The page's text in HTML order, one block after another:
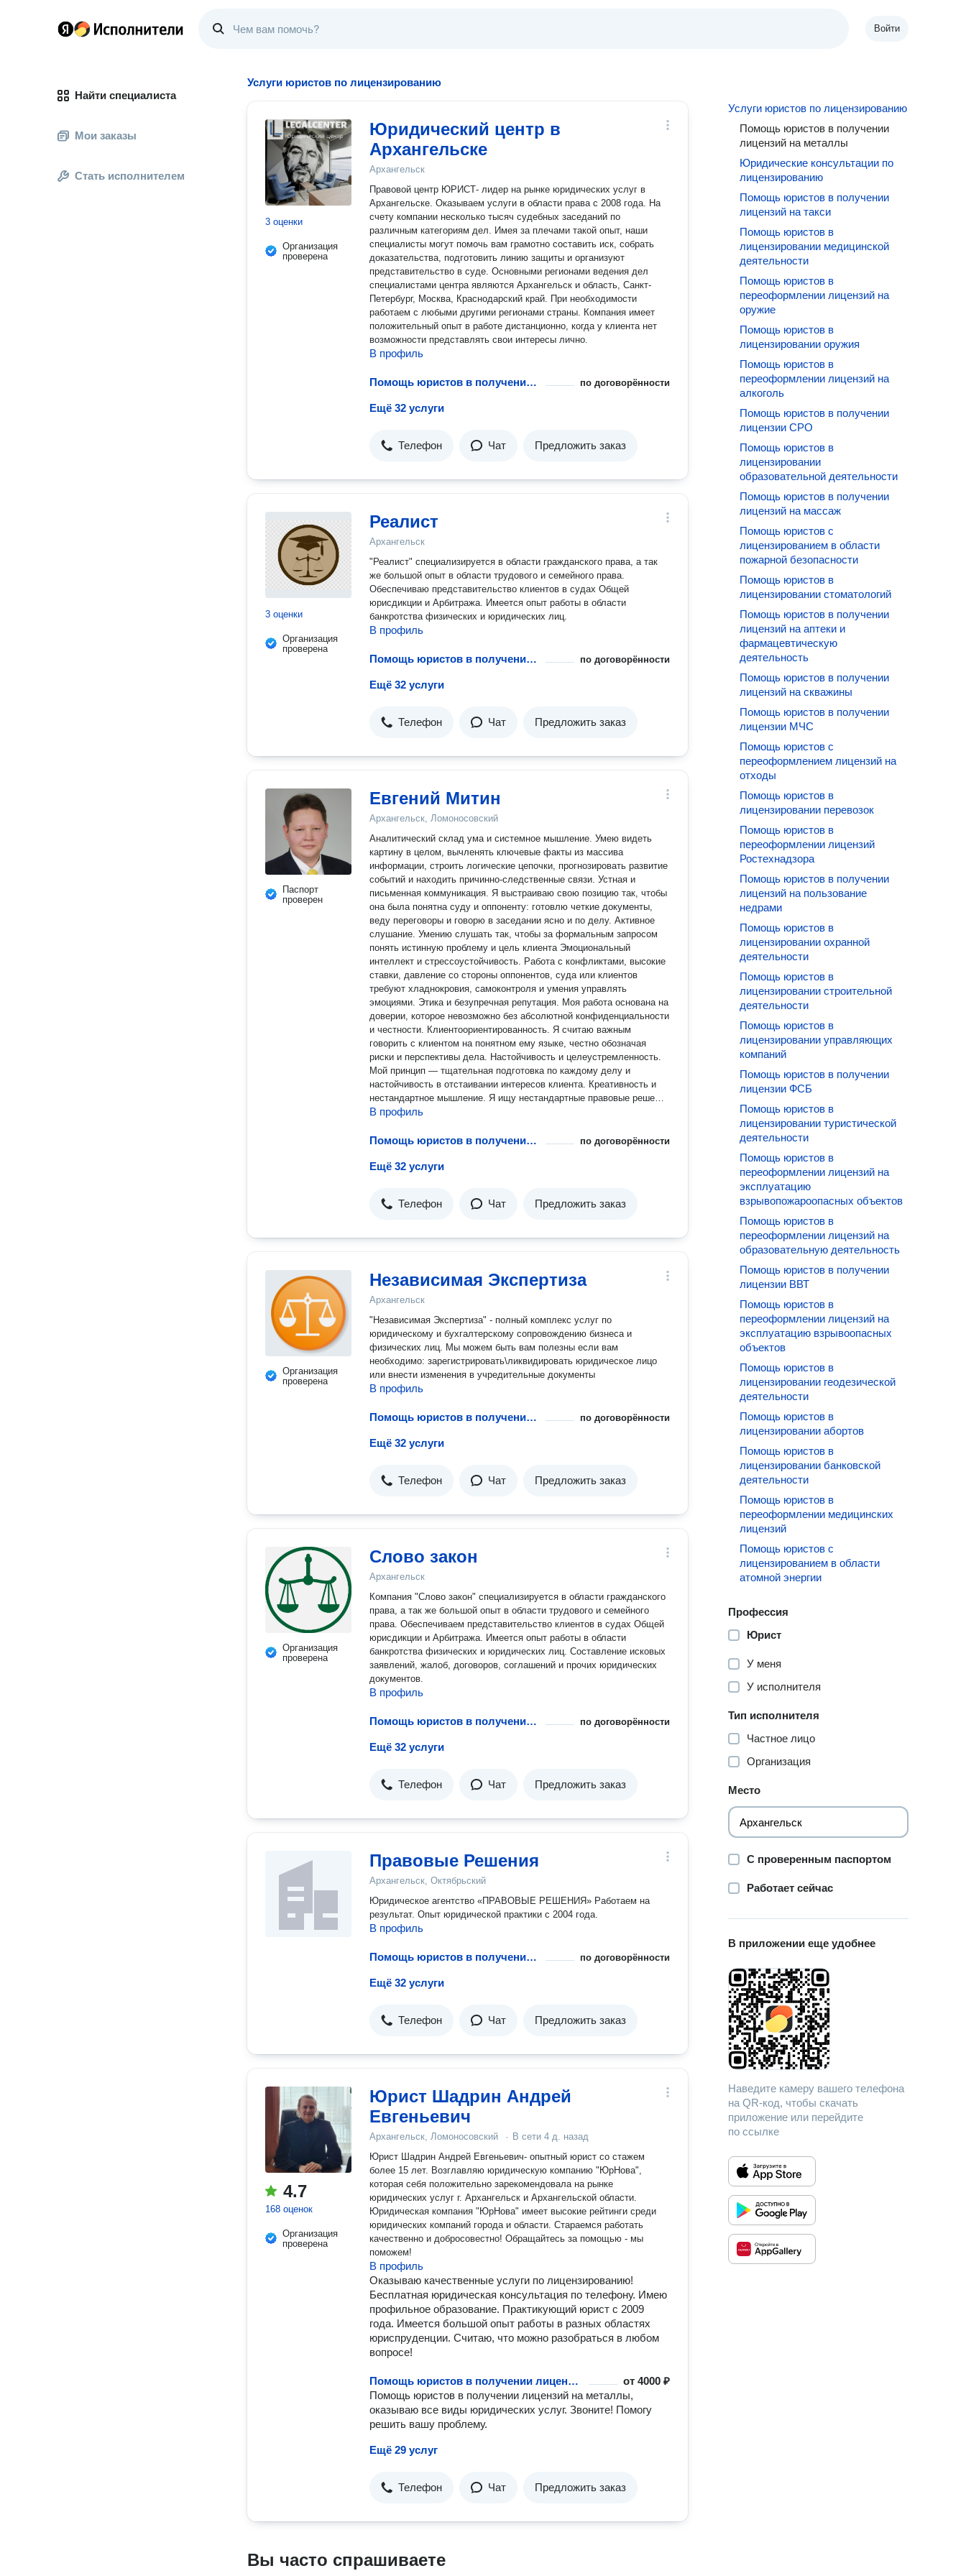
Войти
Найти специалиста
Мои заказы
Стать исполнителем
Услуги юристов по лицензированию
3 оценки
Организация
проверена
Юридический центр в
Архангельске
Архангельск
Правовой центр ЮРИСТ- лидер на рынке юридических услуг в
Архангельске. Оказываем услуги в области права с 2008 года. На
счету компании несколько тысяч судебных заседаний по
различным категориям дел. Имея за плечами такой опыт, наши
специалисты могут помочь вам грамотно составить иск, собрать
доказательства, подготовить линию защиты и организуют
представительство в суде. Основными регионами ведения дел
специалистами центра являются Архангельск и область, Санкт-
Петербург, Москва, Краснодарский край. При необходимости
работаем с любыми другими регионами страны. Компания имеет
положительный опыт в работе дистанционно, когда у клиента нет
возможности представлять свои интересы лично.
В профиль
Помощь юристов в получении лицензий на металлы по договорённости
Ещё 32 услуги
Телефон Чат Предложить заказ
3 оценки
Организация
проверена
Реалист
Архангельск
"Реалист" специализируется в области гражданского права, а так
же большой опыт в области трудового и семейного права.
Обеспечиваю представительство клиентов в судах Общей
юрисдикции и Арбитража. Имеется опыт работы в области
банкротства физических и юридических лиц.
В профиль
Помощь юристов в получении лицензий на металлы по договорённости
Ещё 32 услуги
Телефон Чат Предложить заказ
Паспорт
проверен
Евгений Митин
Архангельск, Ломоносовский
Аналитический склад ума и системное мышление. Умею видеть
картину в целом, вычленять ключевые факты из массива
информации, строить логические цепочки, прогнозировать развитие
событий и находить причинно-следственные связи. Устная и
письменная коммуникация. Я выстраиваю свою позицию так, чтобы
она была понятна суду и оппоненту: готовлю четкие документы,
веду переговоры и говорю в заседании ясно и по делу. Активное
слушание. Умению слушать так, чтобы за формальным запросом
понять истинную проблему и цель клиента Эмоциональный
интеллект и стрессоустойчивость. Работа с конфликтами, высокие
ставки, давление со стороны оппонентов, суда или клиентов
требуют хладнокровия, самоконтроля и умения управлять
эмоциями. Этика и безупречная репутация. Моя работа основана на
доверии, которое невозможно без абсолютной конфиденциальности
и честности. Клиентоориентированность. Я считаю важным
говорить с клиентом на понятном ему языке, честно обозначая
риски и перспективы дела. Настойчивость и целеустремленность.
Мой принцип — тщательная подготовка по каждому делу и
настойчивость в отстаивании интересов клиента. Креативность и
нестандартное мышление. Я ищу нестандартные правовые решения
и строю стратегию, которая учитывает все детали, даже те, что на
Не только норм, но и принципов, тенденций правоприменения.
подготовки процессуальных документов, тактика в споре.
В профиль
Помощь юристов в получении лицензий на металлы по договорённости
Ещё 32 услуги
Телефон Чат Предложить заказ
Организация
проверена
Независимая Экспертиза
Архангельск
"Независимая Экспертиза" - полный комплекс услуг по
юридическому и бухгалтерскому сопровождению бизнеса и
физических лиц. Мы можем быть вам полезны если вам
необходимо: зарегистрировать\ликвидировать юридическое лицо
или внести изменения в учредительные документы
В профиль
Помощь юристов в получении лицензий на металлы по договорённости
Ещё 32 услуги
Телефон Чат Предложить заказ
Организация
проверена
Слово закон
Архангельск
Компания "Слово закон" специализируется в области гражданского
права, а так же большой опыт в области трудового и семейного
права. Обеспечиваем представительство клиентов в судах Общей
юрисдикции и Арбитража. Имеется опыт работы в области
банкротства физических и юридических лиц. Составление исковых
заявлений, жалоб, договоров, соглашений и прочих юридических
документов.
В профиль
Помощь юристов в получении лицензий на металлы по договорённости
Ещё 32 услуги
Телефон Чат Предложить заказ
Правовые Решения
Архангельск, Октябрьский
Юридическое агентство «ПРАВОВЫЕ РЕШЕНИЯ» Работаем на
результат. Опыт юридической практики с 2004 года.
В профиль
Помощь юристов в получении лицензий на металлы по договорённости
Ещё 32 услуги
Телефон Чат Предложить заказ
4.7
168 оценок
Организация
проверена
Юрист Шадрин Андрей
Евгеньевич
Архангельск, Ломоносовский · В сети 4 д. назад
Юрист Шадрин Андрей Евгеньевич- опытный юрист со стажем
более 15 лет. Возглавляю юридическую компанию "ЮрНова",
которая себя положительно зарекомендовала на рынке
юридических услуг г. Архангельск и Архангельской области.
Юридическая компания "ЮрНова" имеет высокие рейтинги среди
юридических компаний города и области. Стараемся работать
качественно и добросовестно! Обращайтесь за помощью - мы
поможем!
В профиль
Оказываю качественные услуги по лицензированию!
Бесплатная юридическая консультация по телефону. Имею
профильное образование. Практикующий юрист с 2009
года. Имеется большой опыт работы в разных областях
юриспруденции. Считаю, что можно разобраться в любом
вопросе!
Помощь юристов в получении лицензий на металлы от4000 ₽
Помощь юристов в получении лицензий на металлы,
оказываю все виды юридических услуг. Звоните! Помогу
решить вашу проблему.
Ещё 29 услуг
Телефон Чат Предложить заказ
Вы часто спрашиваете
Услуги юристов по лицензированию
Помощь юристов в получении
лицензий на металлы
Юридические консультации по
лицензированию
Помощь юристов в получении
лицензий на такси
Помощь юристов в
лицензировании медицинской
деятельности
Помощь юристов в
переоформлении лицензий на
оружие
Помощь юристов в
лицензировании оружия
Помощь юристов в
переоформлении лицензий на
алкоголь
Помощь юристов в получении
лицензии СРО
Помощь юристов в
лицензировании
образовательной деятельности
Помощь юристов в получении
лицензий на массаж
Помощь юристов с
лицензированием в области
пожарной безопасности
Помощь юристов в
лицензировании стоматологий
Помощь юристов в получении
лицензий на аптеки и
фармацевтическую
деятельность
Помощь юристов в получении
лицензий на скважины
Помощь юристов в получении
лицензии МЧС
Помощь юристов с
переоформлением лицензий на
отходы
Помощь юристов в
лицензировании перевозок
Помощь юристов в
переоформлении лицензий
Ростехнадзора
Помощь юристов в получении
лицензий на пользование
недрами
Помощь юристов в
лицензировании охранной
деятельности
Помощь юристов в
лицензировании строительной
деятельности
Помощь юристов в
лицензировании управляющих
компаний
Помощь юристов в получении
лицензии ФСБ
Помощь юристов в
лицензировании туристической
деятельности
Помощь юристов в
переоформлении лицензий на
эксплуатацию
взрывопожароопасных объектов
Помощь юристов в
переоформлении лицензий на
образовательную деятельность
Помощь юристов в получении
лицензии ВВТ
Помощь юристов в
переоформлении лицензий на
эксплуатацию взрывоопасных
объектов
Помощь юристов в
лицензировании геодезической
деятельности
Помощь юристов в
лицензировании абортов
Помощь юристов в
лицензировании банковской
деятельности
Помощь юристов в
переоформлении медицинских
лицензий
Помощь юристов с
лицензированием в области
атомной энергии
Профессия
Юрист
У меня
У исполнителя
Тип исполнителя
Частное лицо
Организация
Место
С проверенным паспортом
Работает сейчас
В приложении еще удобнее
Наведите камеру вашего телефона
на QR-код, чтобы скачать
приложение или перейдите
по ссылке